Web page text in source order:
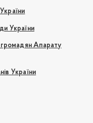
України
громадян Апарату
України